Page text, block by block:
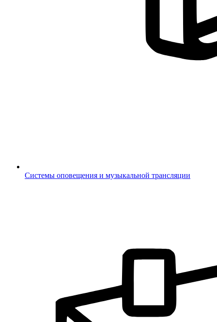
Системы оповещения и музыкальной трансляции